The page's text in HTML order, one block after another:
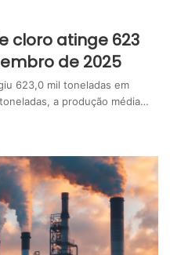
cloro atinge 623
de 2025
623,0 mil toneladas em
a produção média…